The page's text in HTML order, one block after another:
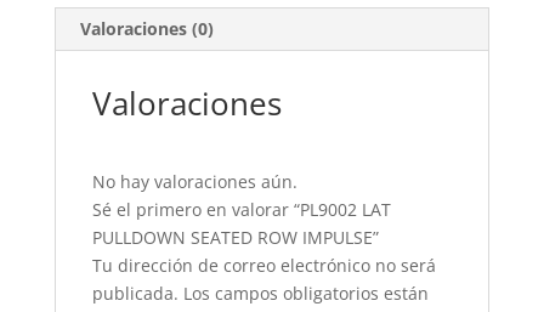
Valoraciones (0)
Valoraciones
No hay valoraciones aún.
Sé el primero en valorar “PL9002 LAT
PULLDOWN SEATED ROW IMPULSE”
Tu dirección de correo electrónico no será
publicada. Los campos obligatorios están